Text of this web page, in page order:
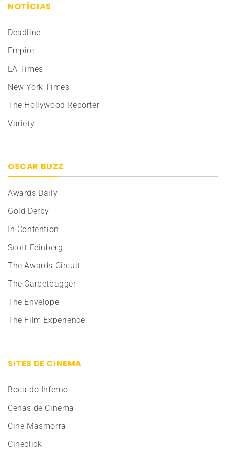
NOTÍCIAS
Deadline
Empire
LA Times
New York Times
The Hollywood Reporter
Variety
OSCAR BUZZ
Awards Daily
Gold Derby
In Contention
Scott Feinberg
The Awards Circuit
The Carpetbagger
The Envelope
The Film Experience
SITES DE CINEMA
Boca do Inferno
Cenas de Cinema
Cine Masmorra
Cineclick